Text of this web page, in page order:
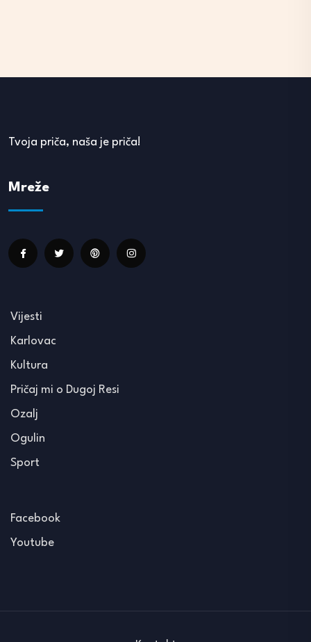
Tvoja priča, naša je priča!
Mreže
Vijesti
Karlovac
Kultura
Pričaj mi o Dugoj Resi
Ozalj
Ogulin
Sport
Facebook
Youtube